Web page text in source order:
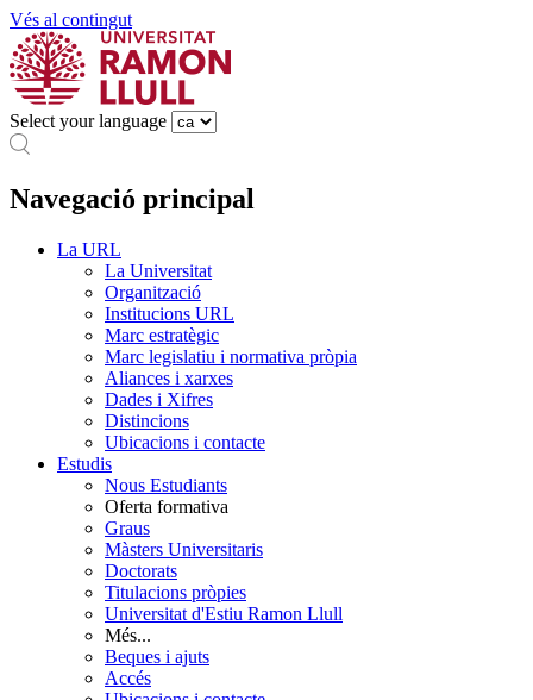
Vés al contingut
Select your language
Navegació principal
La URL
La Universitat
Organització
Institucions URL
Marc estratègic
Marc legislatiu i normativa pròpia
Aliances i xarxes
Dades i Xifres
Distincions
Ubicacions i contacte
Estudis
Nous Estudiants
Oferta formativa
Graus
Màsters Universitaris
Doctorats
Titulacions pròpies
Universitat d'Estiu Ramon Llull
Més...
Beques i ajuts
Accés